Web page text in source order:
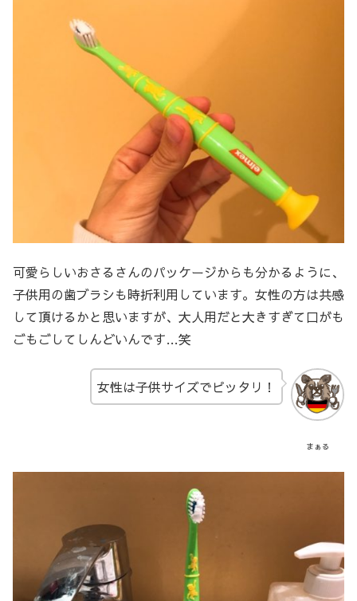
可愛らしいおさるさんのパッケージからも分かるように、
子供用の歯ブラシも時折利用しています。女性の方は共感
して頂けるかと思いますが、大人用だと大きすぎて口がも
ごもごしてしんどいんです…笑
まぁる
女性は子供サイズでピッタリ！